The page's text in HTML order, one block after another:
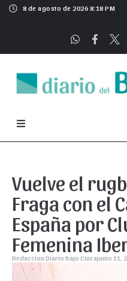
8 de agosto de 2026 8:18 PM
Vuelve el
Fraga con el
España por
Femenina
Redaccion Diario Bajo Cincajunio 11,